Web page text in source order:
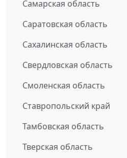
Самарская область
Саратовская область
Сахалинская область
Свердловская область
Смоленская область
Ставропольский край
Тамбовская область
Тверская область